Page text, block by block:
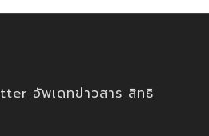
อัพเดทข่าวสาร สิทธิ